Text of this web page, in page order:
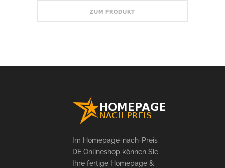
ZUM PRODUKT
Im Homepage-nach-Preis
DE Onlineshop können Sie
Ihre fertige Homepage &